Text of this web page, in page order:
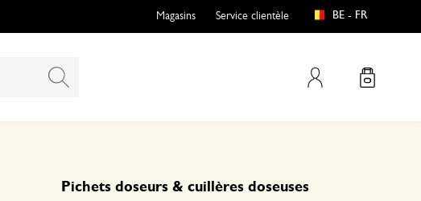
Mon compte
Magasins Service clientèle BE - FR
Pichets doseurs & cuillères doseuses